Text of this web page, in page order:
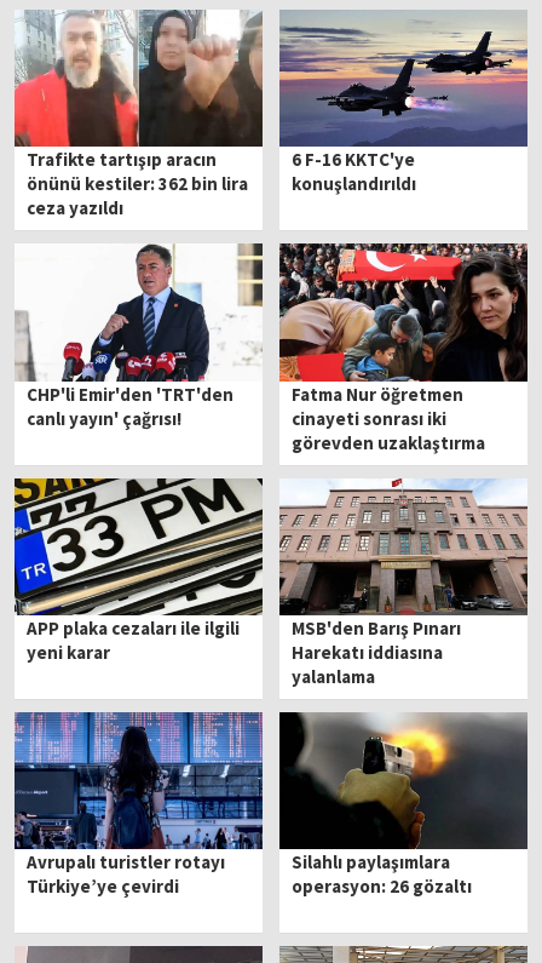
Trafikte tartışıp aracın
önünü kestiler: 362 bin lira
ceza yazıldı
6 F-16 KKTC'ye
konuşlandırıldı
CHP'li Emir'den 'TRT'den
canlı yayın' çağrısı!
Fatma Nur öğretmen
cinayeti sonrası iki
görevden uzaklaştırma
APP plaka cezaları ile ilgili
yeni karar
MSB'den Barış Pınarı
Harekatı iddiasına
yalanlama
Avrupalı turistler rotayı
Türkiye’ye çevirdi
Silahlı paylaşımlara
operasyon: 26 gözaltı